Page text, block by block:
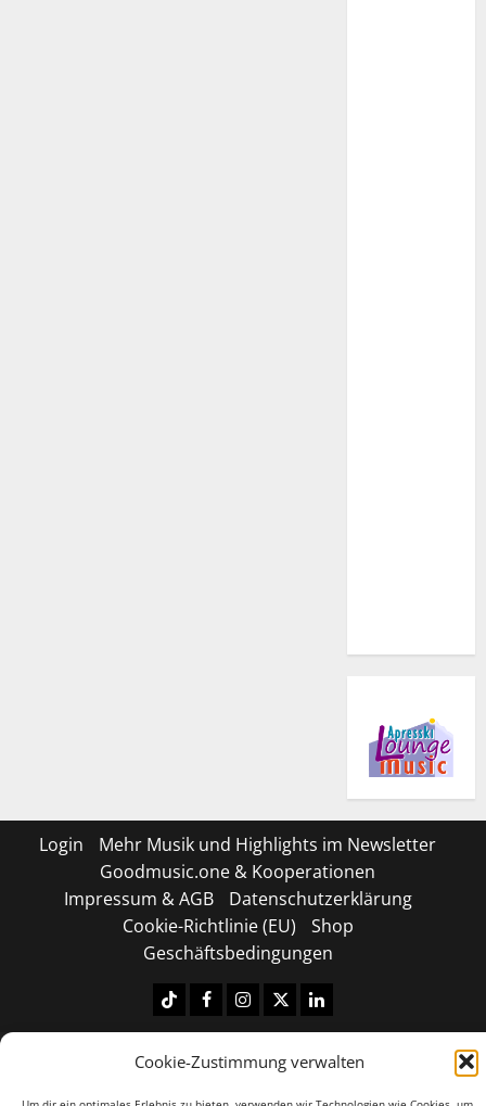
Cookie-Zustimmung verwalten
Login
Mehr Musik und Highlights im Newsletter
Goodmusic.one & Kooperationen
Impressum & AGB
Datenschutzerklärung
Cookie-Richtlinie (EU)
Shop
Geschäftsbedingungen
TiktokFacebook
Instagram
X LinkedIN
Copyright © 2026 All rights reserved.|MoreNews
by